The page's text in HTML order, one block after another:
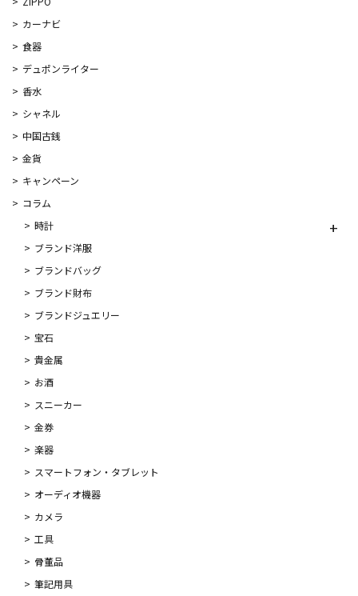
カーナビ
食器
デュポンライター
香水
シャネル
中国古銭
金貨
キャンペーン
コラム
時計
ブランド洋服
ブランドバッグ
ブランド財布
ブランドジュエリー
宝石
貴金属
お酒
スニーカー
金券
楽器
スマートフォン・タブレット
オーディオ機器
カメラ
工具
骨董品
筆記用具